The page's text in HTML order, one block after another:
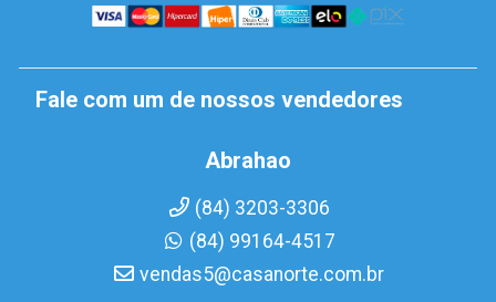
Fale com um de nossos vendedores
Abrahao
(84) 3203-3306
(84) 99164-4517
vendas5@casanorte.com.br